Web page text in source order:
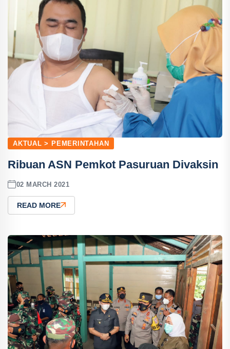
AKTUAL > PEMERINTAHAN
Ribuan ASN Pemkot Pasuruan Divaksin
02 MARCH 2021
READ MORE